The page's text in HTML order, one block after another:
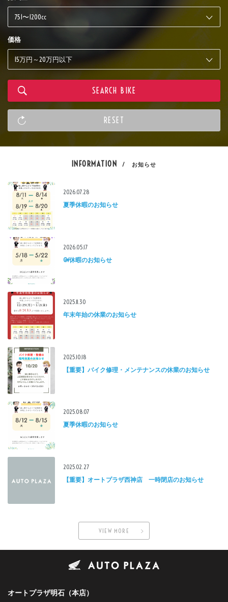
価格
INFORMATION / お知らせ
2026.07.28
夏季休暇のお知らせ
2026.05.17
GW休暇のお知らせ
2025.11.30
年末年始の休業のお知らせ
2025.10.18
【重要】バイク修理・メンテナンスの休業のお知らせ
2025.08.07
夏季休暇のお知らせ
2025.02.27
【重要】オートプラザ西神店 一時閉店のお知らせ
VIEW MORE
オートプラザ明石（本店）